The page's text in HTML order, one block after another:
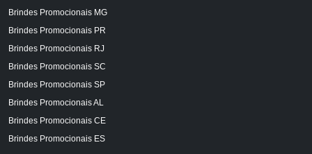
Brindes Promocionais MG
Brindes Promocionais PR
Brindes Promocionais RJ
Brindes Promocionais SC
Brindes Promocionais SP
Brindes Promocionais AL
Brindes Promocionais CE
Brindes Promocionais ES